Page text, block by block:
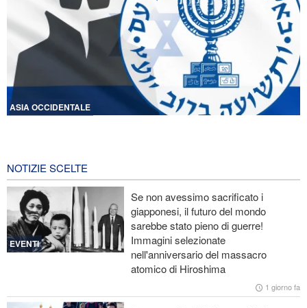
ASIA OCCIDENTALE
Lesioni traumatiche al cervello per oltre 700 militari statunitensi
negli attacchi dell’Iran
La risposta di Ghalibaf a Trump: La diplomazia teatrale in loop è
un fallimento
Ibn al-Reza: La tecnologia nazionale dell'Iran è superiore a
NOTIZIE SCELTE
EVENTI
Se non avessimo sacrificato i
giapponesi, il futuro del mondo
sarebbe stato pieno di guerre!
Immagini selezionate
nell'anniversario del massacro
atomico di Hiroshima
1 giorno fa